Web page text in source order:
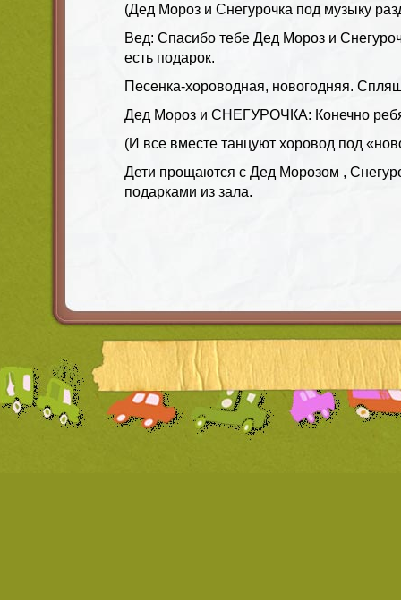
(Дед Мороз и Снегурочка под музыку
Вед: Спасибо тебе Дед Мороз и
есть подарок.
Песенка-хороводная, новогодняя.
Дед Мороз и СНЕГУРОЧКА: Конечно
(И все вместе танцуют хоровод под
Дети прощаются с Дед Морозом ,
подарками из зала.